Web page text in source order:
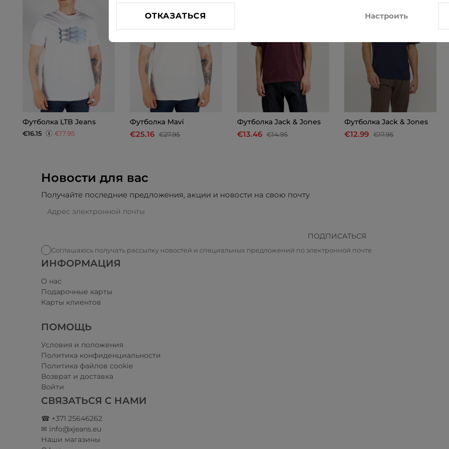
Футболкa LTB Jeans
€16.15 €17.95
Футболкa Mavi
€25.16 €27.95
Футболкa Jack & Jones
€13.46 €14.95
Футболкa Jack & Jones
€12.99 €17.95
Новости для вас
Получайте последние предложения, акции и новости на свою почту
ПОДПИСАТЬСЯ
Соглашаюсь получать рассылку новостей и специальных предложений по электронной почте
ИНФОРМАЦИЯ
О нас
Подарочные карты
Карты клиентов
ПОМОЩЬ
Условия и положения​
Политика конфиденциальности
Политика файлов cookie
Возврат и доставка
Войти
СВЯЗАТЬСЯ С НАМИ
☎ +371 25646262
✉ info@xjeans.eu
Наши магазины
ОТКАЗАТЬСЯ Настроить